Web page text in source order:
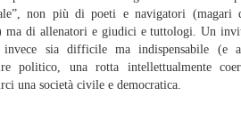
non più di poeti e navigatori (magari
ma di allenatori e giudici e tuttologi. Un
invece sia difficile ma indispensabile (e
politico, una rotta intellettualmente
una società civile e democratica.